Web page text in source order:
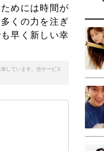
めには時間が
くの力を注ぎ
早く新しい幸
しています。当サービス